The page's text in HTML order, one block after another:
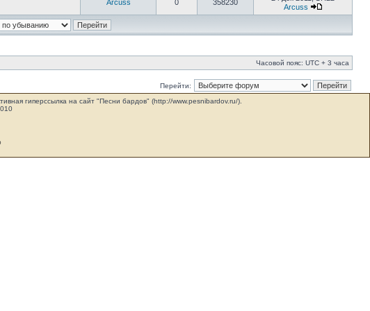
Arcuss 0 358230
Arcuss
Часовой пояс: UTC + 3 часа
Перейти:
гиперссылка на сайт "Песни бардов" (http://www.pesnibardov.ru/).